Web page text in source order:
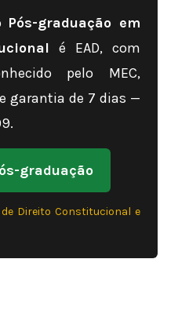
Pós-graduação em
é EAD, com
pelo MEC,
garantia de 7 dias —
graduação
Direito Constitucional e